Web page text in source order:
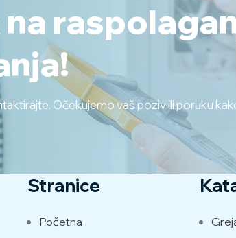
Očekujemo vaš poziv ili poruku
Stranice
Početna